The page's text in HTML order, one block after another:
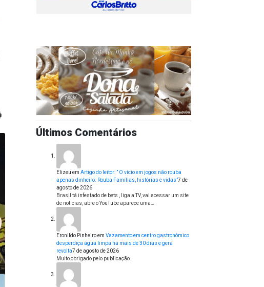
Últimos Comentários
Elizeu em Artigo do leitor: ” O vício em jogos não rouba
apenas dinheiro. Rouba Famílias, histórias e vidas”7 de
agosto de 2026
Brasil tá infestado de bets , liga a TV, vai acessar um site
de notícias, abre o YouTube aparece uma…
Eronildo Pinheiroem Vazamento em centro gastronômico
desperdiça água limpa há mais de 30 dias e gera
revolta7 de agosto de 2026
Muito obrigado pelo publicação.